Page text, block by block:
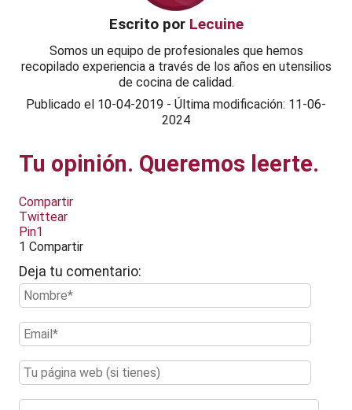
Escrito por Lecuine
Somos un equipo de profesionales que hemos
recopilado experiencia a través de los años en utensilios
de cocina de calidad.
Publicado el 10-04-2019 - Última modificación: 11-06-
2024
Tu opinión. Queremos leerte.
Compartir
Twittear
Pin1
1 Compartir
Deja tu comentario: